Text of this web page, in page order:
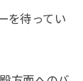
を待ってい